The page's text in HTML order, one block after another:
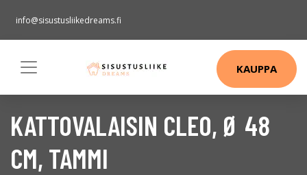
info@sisustusliikedreams.fi
KAUPPA
KATTOVALAISIN CLEO, Ø 48
CM, TAMMI